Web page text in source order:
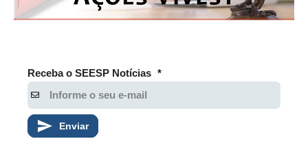
Receba o SEESP Notícias *
Enviar